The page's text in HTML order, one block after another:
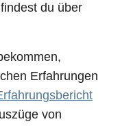
du über
Erfahrungen
von